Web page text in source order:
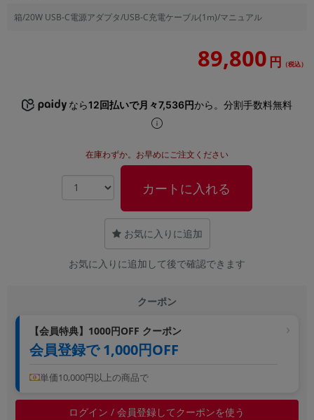
箱/20W USB-C電源アダプタ/USB-C充電ケーブル(1m)/マニュアル
89,800 円 （税込）
なら12回払いで月々7,536円から。分割手数料無料
在庫わずか。お早めにご注文ください
カートに入れる
お気に入りに追加
お気に入りに追加して後で確認できます
クーポン
【会員特典】1000円OFF クーポン
会員登録で 1,000円OFF
単価10,000円以上の商品で
ログイン / 会員登録してクーポンを使う
メーカー
商品状態の絞り込み
「新品」「未使用」「中古」など
容量
~